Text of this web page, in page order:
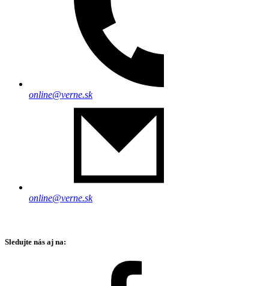
online@verne.sk
online@verne.sk
Sledujte nás aj na: